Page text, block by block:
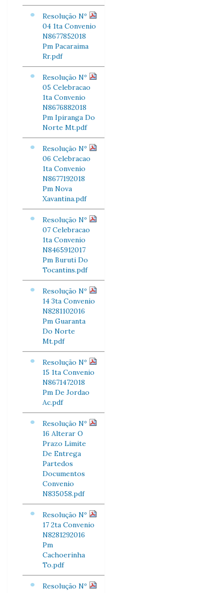
Resolução Nº
04 1ta Convenio
N8677852018
Pm Pacaraima
Rr.pdf
Resolução Nº
05 Celebracao
1ta Convenio
N8676882018
Pm Ipiranga Do
Norte Mt.pdf
Resolução Nº
06 Celebracao
1ta Convenio
N8677192018
Pm Nova
Xavantina.pdf
Resolução Nº
07 Celebracao
1ta Convenio
N8465912017
Pm Buruti Do
Tocantins.pdf
Resolução Nº
14 3ta Convenio
N8281102016
Pm Guaranta
Do Norte
Mt.pdf
Resolução Nº
15 1ta Convenio
N8671472018
Pm De Jordao
Ac.pdf
Resolução Nº
16 Alterar O
Prazo Limite
De Entrega
Partedos
Documentos
Convenio
N835058.pdf
Resolução Nº
17 2ta Convenio
N8281292016
Pm
Cachoerinha
To.pdf
Resolução Nº